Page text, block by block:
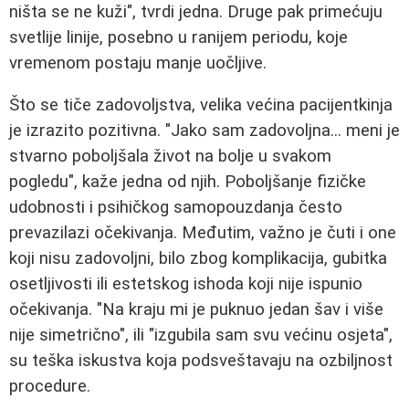
ništa se ne kuži", tvrdi jedna. Druge pak primećuju
svetlije linije, posebno u ranijem periodu, koje
vremenom postaju manje uočljive.
Što se tiče zadovoljstva, velika većina pacijentkinja
je izrazito pozitivna. "Jako sam zadovoljna... meni je
stvarno poboljšala život na bolje u svakom
pogledu", kaže jedna od njih. Poboljšanje fizičke
udobnosti i psihičkog samopouzdanja često
prevazilazi očekivanja. Međutim, važno je čuti i one
koji nisu zadovoljni, bilo zbog komplikacija, gubitka
osetljivosti ili estetskog ishoda koji nije ispunio
očekivanja. "Na kraju mi je puknuo jedan šav i više
nije simetrično", ili "izgubila sam svu većinu osjeta",
su teška iskustva koja podsveštavaju na ozbiljnost
procedure.